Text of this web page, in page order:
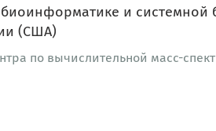
и системной
(США)
по вычислительной масс-